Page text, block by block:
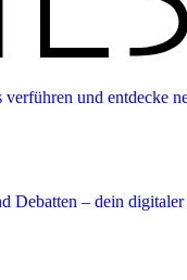
und entdecke
Debatten – dein digitaler